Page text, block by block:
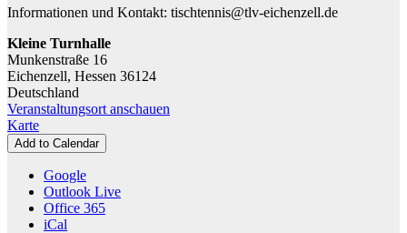
Informationen und Kontakt: tischtennis@tlv-eichenzell.de
Kleine Turnhalle
Munkenstraße 16
Eichenzell, Hessen 36124
Deutschland
Veranstaltungsort anschauen
KarteKleine
Turnhalle
Add to Calendar
Google
Outlook Live
Office 365
iCal